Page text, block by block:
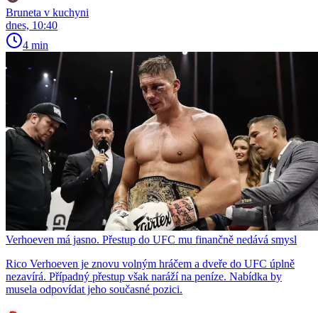
Bruneta v kuchyni
dnes, 10:40
4 min
Verhoeven má jasno. Přestup do UFC mu finančně nedává smysl
Rico Verhoeven je znovu volným hráčem a dveře do UFC úplně
nezavírá. Případný přestup však naráží na peníze. Nabídka by
musela odpovídat jeho současné pozici.